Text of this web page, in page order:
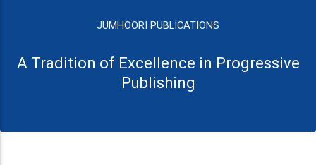
JUMHOORI PUBLICATIONS
A Tradition of Excellence in Progressive
Publishing